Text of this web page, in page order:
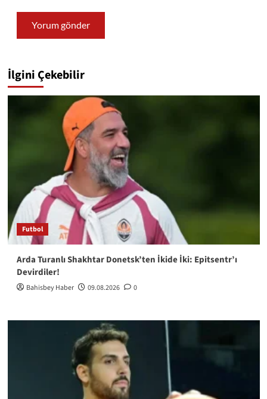
İlgini Çekebilir
Futbol
Arda Turanlı Shakhtar Donetsk’ten İkide İki: Epitsentr’ı
Devirdiler!
Bahisbey Haber 09.08.2026 0